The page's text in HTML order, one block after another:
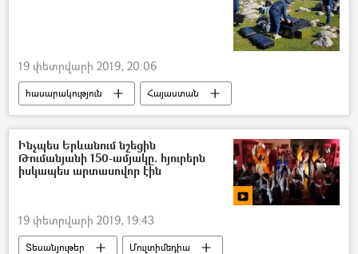
19 փետրվարի 2019, 20:06
հասարակություն
Հայաստան
Սիրիա
Ինչպես Երևանում նշեցին
Թումանյանի 150-ամյակը. հյուրերն
իսկապես արտասովոր էին
19 փետրվարի 2019, 19:43
Տեսանյութեր
Մուլտիմեդիա